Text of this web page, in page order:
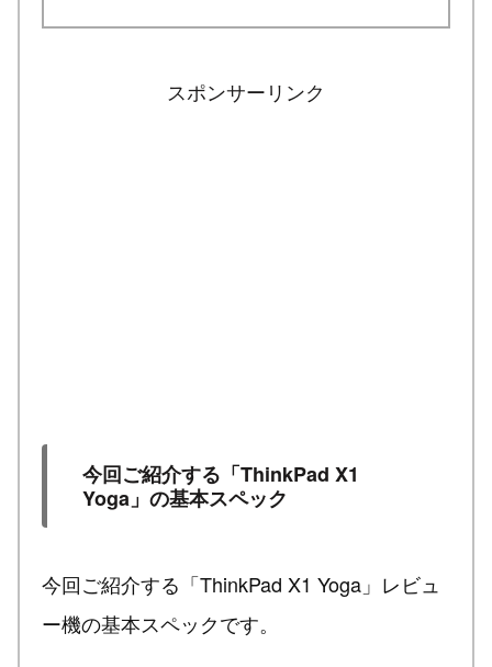
スポンサーリンク
今回ご紹介する「ThinkPad X1
Yoga」の基本スペック
今回ご紹介する「ThinkPad X1 Yoga」レビュ
ー機の基本スペックです。